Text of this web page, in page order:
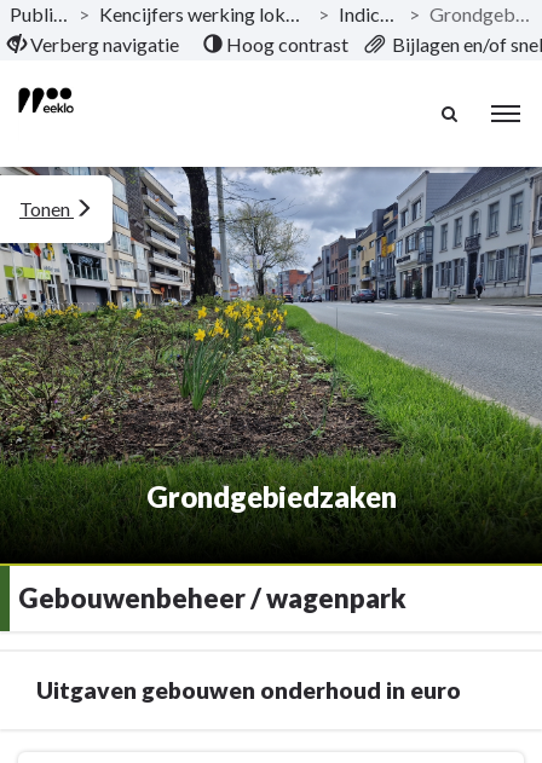
Naar hoofdinhoud
Publicaties > Kencijfers werking lokaal bestuur Eeklo > Indicatoren >
Grondgebiedzaken
Verberg navigatie
Hoog contrast Bijlagen en/of
Grondgebiedzaken
Tonen
Gebouwenbeheer / wagenpark
Uitgaven gebouwen onderhoud in euro